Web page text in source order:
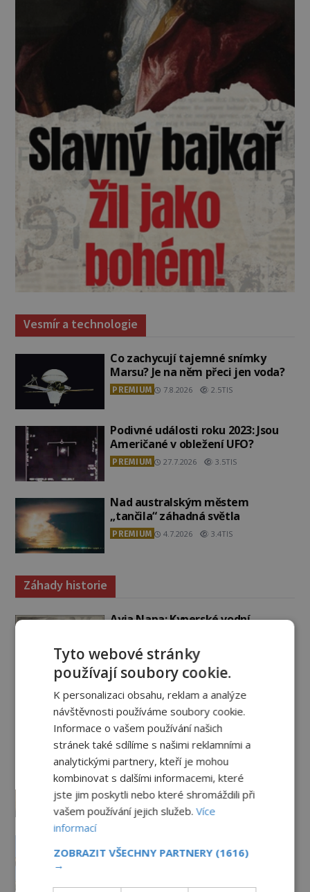
Vesmír a technologie
Co zachycují tajemné snímky
Marsu? Je na něm přeci jen voda?
PREMIUM 7.8.2026 2.5TIS
Podivné události roku 2023: Jsou
Američané v obležení UFO?
PREMIUM 27.7.2026 3.5TIS
Nad australským městem
„tančila“ záhadná světla
PREMIUM 4.7.2026 3.4TIS
Záhady historie
Ayia Napa: Kyperské vodní
povahou
Ztracený hrob svatého Mikuláše:
Tajná výprava, která odnesla
nejslavnější relikvii do Itálie
7.8.2026
Kam zmizely ostatky světců?
Relikvie, které putují Evropou a
dodnes budí úžas
6.8.2026 3.2TIS
sloup už 1 600 let nezná rez?
Tyto webové stránky
používají soubory cookie.
K personalizaci obsahu, reklam a analýze
návštěvnosti používáme soubory cookie.
Informace o vašem používání našich
stránek také sdílíme s našimi reklamními a
analytickými partnery, kteří je mohou
kombinovat s dalšími informacemi, které
jste jim poskytli nebo které shromáždili při
vašem používání jejich služeb.Více
informací
ZOBRAZIT VŠECHNY PARTNERY (1616)
→